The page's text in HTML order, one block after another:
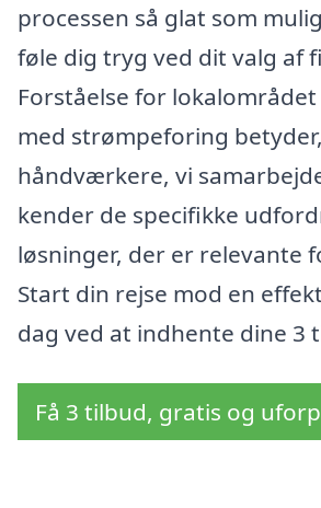
processen så glat som
føle dig tryg ved dit valg af
Forståelse for
med strømpeforing
håndværkere, vi
kender de specifikke
løsninger, der er relevante
Start din rejse mod en
dag ved at indhente dine 3
Få 3 tilbud, gratis og